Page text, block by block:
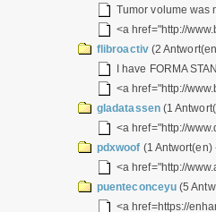
Tumor volume was
<a href="http://
flibroactiv(2
I have FORMA
<a href="http://
gladatassen(1
<a href="http://
pdxwoof (1
<a href="http://
puenteconceyu(5
<a href=https://